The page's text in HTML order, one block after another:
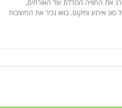
את החוויה הכוללת של האורחים,
סוג אירוע ומיקום. בואו נכיר את החשיבות